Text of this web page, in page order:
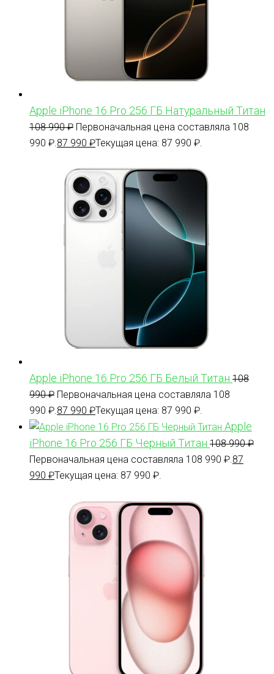
Apple iPhone 16 Pro 256 ГБ Натуральный Титан
108 990₽ Первоначальная цена составляла 108
990 ₽. 87 990 ₽Текущая цена: 87 990 ₽.
Apple iPhone 16 Pro 256 ГБ Белый Титан 108
990₽ Первоначальная цена составляла 108
990 ₽. 87 990 ₽Текущая цена: 87 990 ₽.
Apple
iPhone 16 Pro 256 ГБ Черный Титан 108 990₽
Первоначальная цена составляла 108 990 ₽. 87
990 ₽Текущая цена: 87 990 ₽.